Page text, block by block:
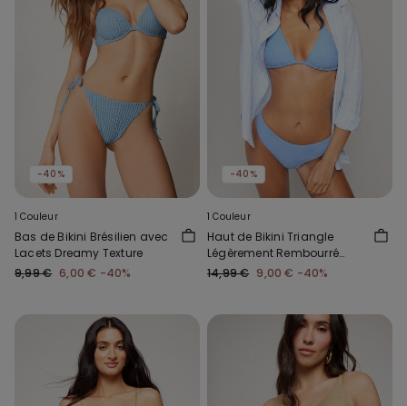
-40%
1 Couleur
Bas de Bikini Brésilien avec
Lacets Dreamy Texture
9,99 € 6,00 € -40%
-40%
1 Couleur
Haut de Bikini Triangle
Légèrement Rembourré
Dreamy Texture
14,99 € 9,00 € -40%